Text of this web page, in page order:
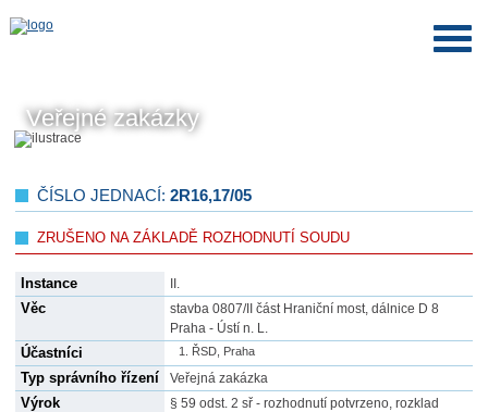
Veřejné zakázky
ČÍSLO JEDNACÍ: 2R16,17/05
ZRUŠENO NA ZÁKLADĚ ROZHODNUTÍ SOUDU
Instance II.
Věc
stavba 0807/II část Hraniční most, dálnice D 8
Praha - Ústí n. L.
Účastníci ŘSD, Praha
Typ správního řízení Veřejná zakázka
Výrok
§ 59 odst. 2 sř - rozhodnutí potvrzeno, rozklad